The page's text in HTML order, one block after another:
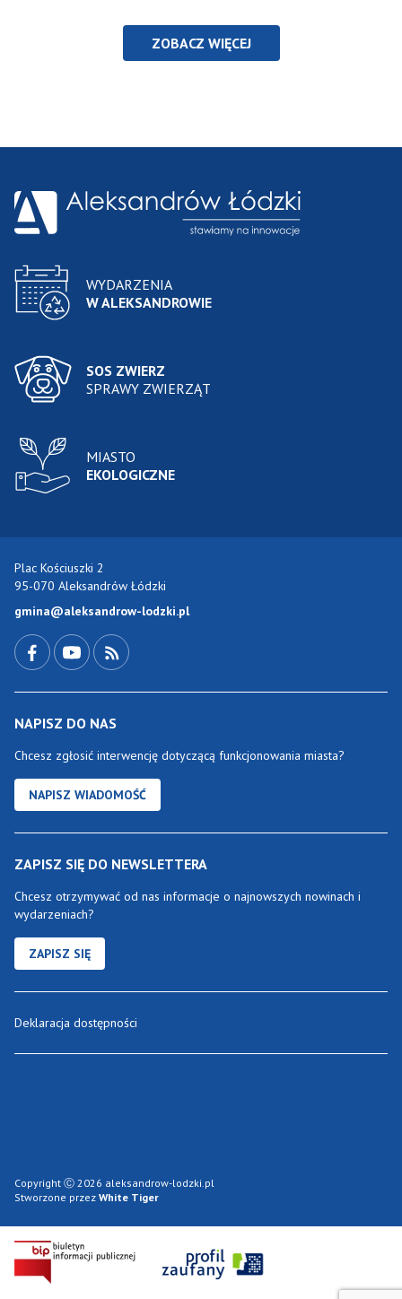
ZOBACZ WIĘCEJ
WYDARZENIA
W ALEKSANDROWIE
SOS ZWIERZ
SPRAWY ZWIERZĄT
MIASTO
EKOLOGICZNE
Plac Kościuszki 2
95-070 Aleksandrów Łódzki
gmina@aleksandrow-lodzki.pl
NAPISZ DO NAS
Chcesz zgłosić interwencję dotyczącą funkcjonowania miasta?
NAPISZ WIADOMOŚĆ
ZAPISZ SIĘ DO NEWSLETTERA
Chcesz otrzymywać od nas informacje o najnowszych nowinach i
wydarzeniach?
ZAPISZ SIĘ
Deklaracja dostępności
Copyright Ⓒ 2026 aleksandrow-lodzki.pl
Stworzone przez White Tiger